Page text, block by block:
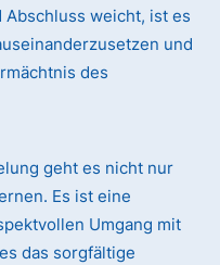
weicht, ist es
und
des
geht es nicht nur
Es ist eine
Umgang mit
das sorgfältige